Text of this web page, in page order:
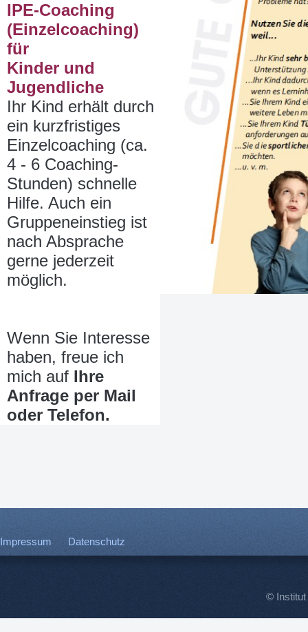
IPE-Coaching
(Einzelcoaching)
für
Kinder und
Jugendliche
Ihr Kind erhält durch
ein kurzfristiges
Einzelcoaching (ca.
4 - 6 Coaching-
Stunden) schnelle
Hilfe. Auch ein
Gruppeneinstieg ist
nach Absprache
gerne jederzeit
möglich.
Wenn Sie Interesse
haben, freue ich
mich auf Ihre
Anfrage per Mail
oder Telefon.
Impressum Datenschutz
© Institut